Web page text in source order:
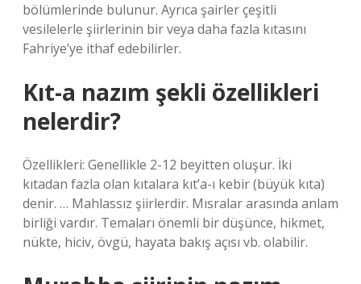
bölümlerinde bulunur. Ayrıca şairler çeşitli
vesilelerle şiirlerinin bir veya daha fazla kıtasını
Fahriye’ye ithaf edebilirler.
Kıt-a nazım şekli özellikleri
nelerdir?
Özellikleri: Genellikle 2-12 beyitten oluşur. İki
kıtadan fazla olan kıtalara kıt’a-ı kebir (büyük kıta)
denir. … Mahlassız şiirlerdir. Mısralar arasında anlam
birliği vardır. Temaları önemli bir düşünce, hikmet,
nükte, hiciv, övgü, hayata bakış açısı vb. olabilir.